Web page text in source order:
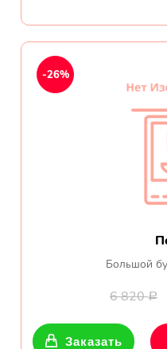
Большой
6 820Р
-26%
Заказать